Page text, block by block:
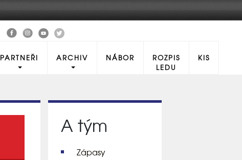
PARTNEŘI ARCHIV NÁBOR
ROZPIS
LEDU
KIS
A tým
Zápasy